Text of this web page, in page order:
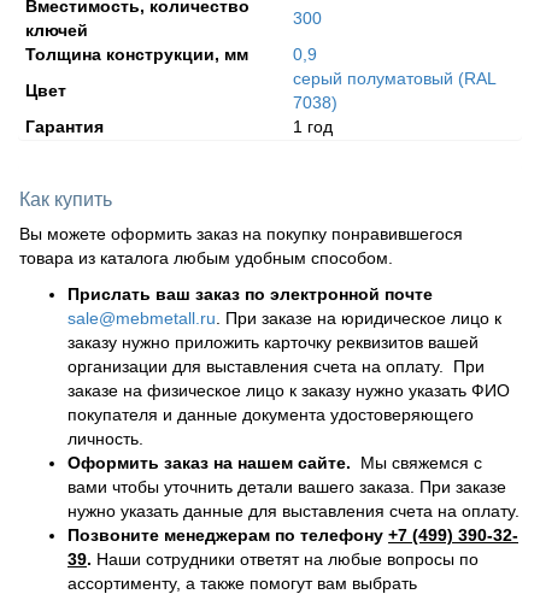
Вместимость, количество
ключей
300
Толщина конструкции, мм
0,9
Цвет
серый полуматовый (RAL
7038)
Гарантия
1 год
Как купить
Вы можете оформить заказ на покупку понравившегося
товара из каталога любым удобным способом.
Прислать ваш заказ по электронной почте
sale@mebmetall.ru . При заказе на юридическое лицо к
заказу нужно приложить карточку реквизитов вашей
организации для выставления счета на оплату. При
заказе на физическое лицо к заказу нужно указать ФИО
покупателя и данные документа удостоверяющего
личность.
Оформить заказ на нашем сайте. Мы свяжемся с
вами чтобы уточнить детали вашего заказа. При заказе
нужно указать данные для выставления счета на оплату.
Позвоните менеджерам по телефону +7 (499) 390-32-
39. Наши сотрудники ответят на любые вопросы по
ассортименту, а также помогут вам выбрать